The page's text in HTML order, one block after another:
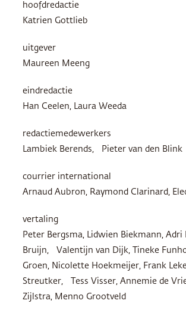
hoofdredactie
Katrien Gottlieb
uitgever
Maureen Meeng
eindredactie
Han Ceelen, Laura Weeda
redactiemedewerkers
Lambiek Berends, Pieter van den Blink
courrier international
Arnaud Aubron, Raymond Clarinard,
vertaling
Peter Bergsma, Lidwien Biekmann, Adri
Bruijn, Valentijn van Dijk, Tineke
Groen, Nicolette Hoekmeijer, Frank
Streutker, Tess Visser, Annemie de
Zijlstra, Menno Grootveld